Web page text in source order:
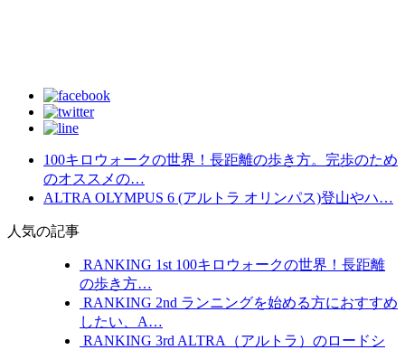
100キロウォークの世界！長距離の歩き方。完歩のため
のオススメの…
ALTRA OLYMPUS 6 (アルトラ オリンパス)登山やハ…
人気の記事
RANKING 1st 100キロウォークの世界！長距離
の歩き方…
RANKING 2nd ランニングを始める方におすすめ
したい、A…
RANKING 3rd ALTRA（アルトラ）のロードシ